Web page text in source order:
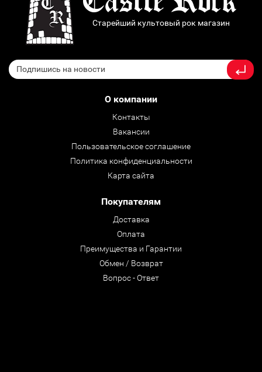
Старейший культовый рок магазин
О компании
Контакты
Вакансии
Пользовательское соглашение
Политика конфиденциальности
Карта сайта
Покупателям
Доставка
Оплата
Преимущества и Гарантии
Обмен / Возврат
Вопрос - Ответ